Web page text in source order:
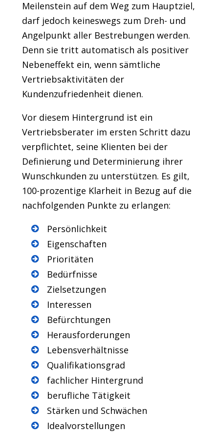
Meilenstein auf dem Weg zum Hauptziel,
darf jedoch keineswegs zum Dreh- und
Angelpunkt aller Bestrebungen werden.
Denn sie tritt automatisch als positiver
Nebeneffekt ein, wenn sämtliche
Vertriebsaktivitäten der
Kundenzufriedenheit dienen.
Vor diesem Hintergrund ist ein
Vertriebsberater im ersten Schritt dazu
verpflichtet, seine Klienten bei der
Definierung und Determinierung ihrer
Wunschkunden zu unterstützen. Es gilt,
100-prozentige Klarheit in Bezug auf die
nachfolgenden Punkte zu erlangen:
Persönlichkeit
Eigenschaften
Prioritäten
Bedürfnisse
Zielsetzungen
Interessen
Befürchtungen
Herausforderungen
Lebensverhältnisse
Qualifikationsgrad
fachlicher Hintergrund
berufliche Tätigkeit
Stärken und Schwächen
Idealvorstellungen